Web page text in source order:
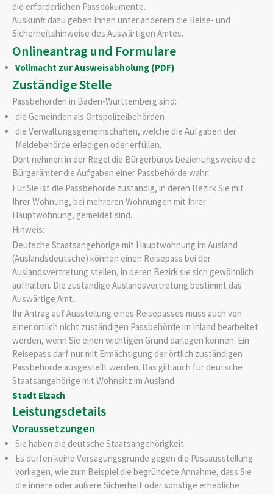
die erforderlichen Passdokumente.
Auskunft dazu geben Ihnen unter anderem die Reise- und
Sicherheitshinweise des Auswärtigen Amtes.
Onlineantrag und Formulare
Vollmacht zur Ausweisabholung (PDF)
Zuständige Stelle
Passbehörden in Baden-Württemberg sind:
die Gemeinden als Ortspolizeibehörden
die Verwaltungsgemeinschaften, welche die Aufgaben der
Meldebehörde erledigen oder erfüllen.
Dort nehmen in der Regel die Bürgerbüros beziehungsweise die
Bürgerämter die Aufgaben einer Passbehörde wahr.
Für Sie ist die Passbehörde zuständig, in deren Bezirk Sie mit
Ihrer Wohnung, bei mehreren Wohnungen mit Ihrer
Hauptwohnung, gemeldet sind.
Hinweis:
Deutsche Staatsangehörige mit Hauptwohnung im Ausland
(Auslandsdeutsche) können einen Reisepass bei der
Auslandsvertretung stellen, in deren Bezirk sie sich gewöhnlich
aufhalten. Die zuständige Auslandsvertretung bestimmt das
Auswärtige Amt.
Ihr Antrag auf Ausstellung eines Reisepasses muss auch von
einer örtlich nicht zuständigen Passbehörde im Inland bearbeitet
werden, wenn Sie einen wichtigen Grund darlegen können. Ein
Reisepass darf nur mit Ermächtigung der örtlich zuständigen
Passbehörde ausgestellt werden. Das gilt auch für deutsche
Staatsangehörige mit Wohnsitz im Ausland.
Stadt Elzach
Leistungsdetails
Voraussetzungen
Sie haben die deutsche Staatsangehörigkeit.
Es dürfen keine Versagungsgründe gegen die Passausstellung
vorliegen, wie zum Beispiel die begründete Annahme, dass Sie
die innere oder äußere Sicherheit oder sonstige erhebliche